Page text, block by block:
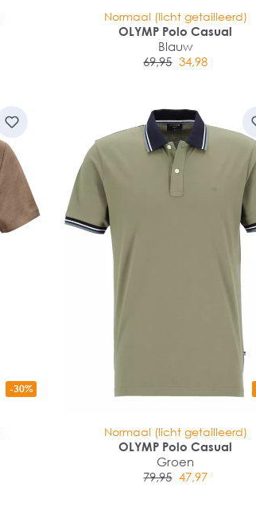
Normaal (licht getailleerd)
OLYMP Polo Casual
Blauw
69,95 34,98
-30%
Normaal (licht getailleerd)
OLYMP Polo Casual
Groen
79,95 47,97